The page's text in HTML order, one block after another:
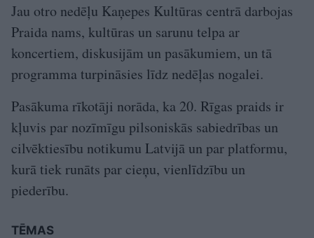
Jau otro nedēļu Kaņepes Kultūras centrā darbojas
Praida nams, kultūras un sarunu telpa ar
koncertiem, diskusijām un pasākumiem, un tā
programma turpināsies līdz nedēļas nogalei.
Pasākuma rīkotāji norāda, ka 20. Rīgas praids ir
kļuvis par nozīmīgu pilsoniskās sabiedrības un
cilvēktiesību notikumu Latvijā un par platformu,
kurā tiek runāts par cieņu, vienlīdzību un
piederību.
TĒMAS